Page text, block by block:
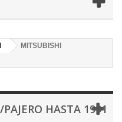
MITSUBISHI
HASTA 1991